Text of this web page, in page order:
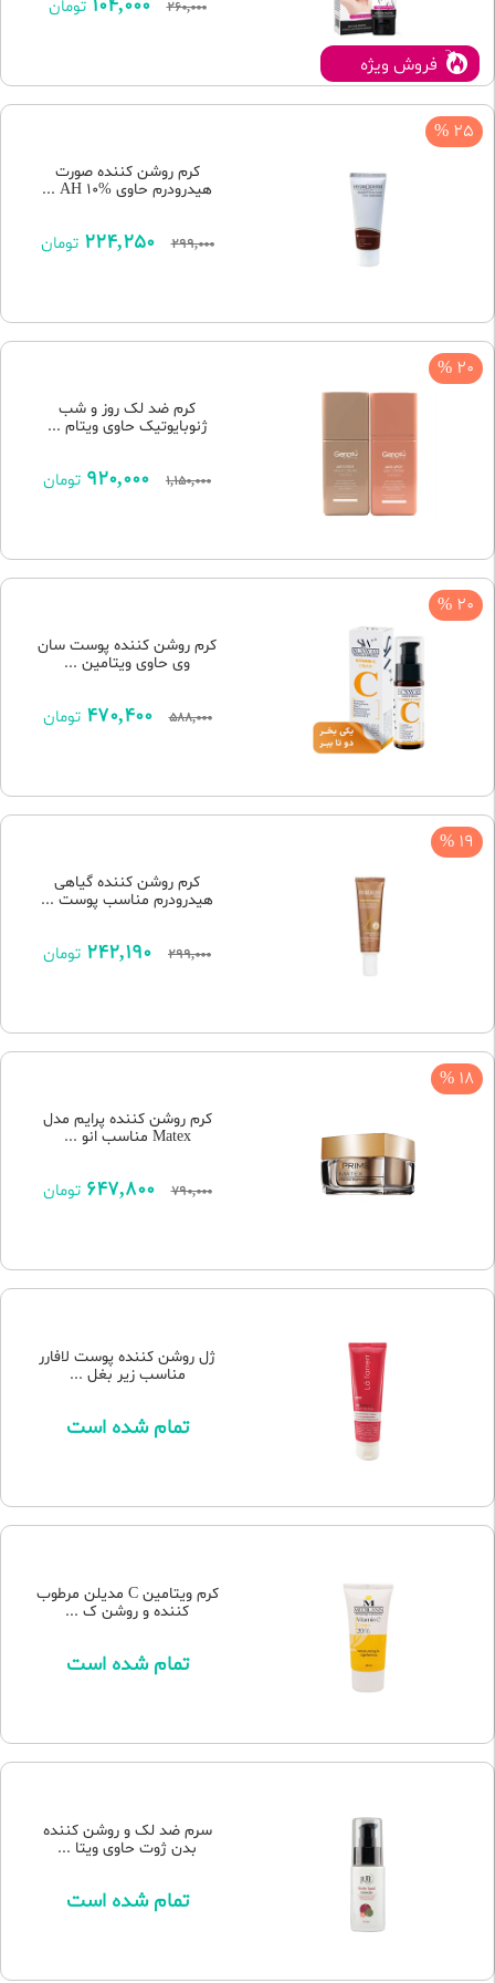
فروش ویژه
260,000
104,000 تومان
25 %
کرم روشن کننده صورت
هیدرودرم حاوی %10 AH ...
299,000
224,250 تومان
20 %
کرم ضد لک روز و شب
ژنوبایوتیک حاوی ویتام ...
1,150,000
920,000 تومان
20 %
کرم روشن کننده پوست سان
وی حاوی ویتامین ...
588,000
470,400 تومان
19 %
کرم روشن کننده گیاهی
هیدرودرم مناسب پوست ...
299,000
242,190 تومان
18 %
کرم روشن کننده پرایم مدل
Matex مناسب انو ...
790,000
647,800 تومان
ژل روشن کننده پوست لافارر
مناسب زیر بغل ...
تمام شده است
کرم ویتامین C مدیلن مرطوب
کننده و روشن ک ...
تمام شده است
سرم ضد لک و روشن کننده
بدن ژوت حاوی ویتا ...
تمام شده است